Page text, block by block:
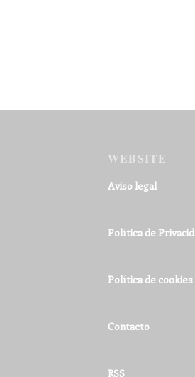
WEBSITE
Aviso legal
Política de
Política de cookies
Contacto
RSS